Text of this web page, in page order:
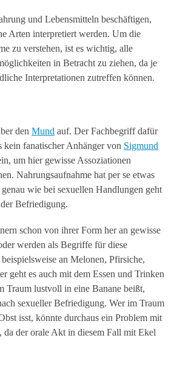
und Lebensmitteln beschäftigen,
Arten interpretiert werden. Um die
zu verstehen, ist es wichtig, alle
in Betracht zu ziehen, da je
Interpretationen zutreffen können.
den Mund auf. Der Fachbegriff dafür
kein fanatischer Anhänger von Sigmund
um hier gewisse Assoziationen
Nahrungsaufnahme hat per se etwas
wie bei sexuellen Handlungen geht
Befriedigung.
schon von ihrer Form her an gewisse
werden als Begriffe für diese
an Melonen, Pfirsiche,
geht es auch mit dem Essen und Trinken
Traum lustvoll in eine Banane beißt,
sexueller Befriedigung. Wer im Traum
isst, könnte durchaus ein Problem mit
da der orale Akt in diesem Fall mit Ekel